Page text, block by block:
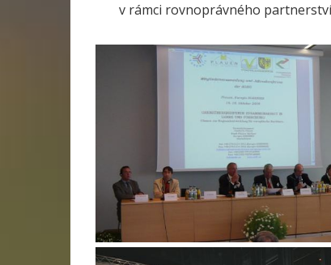
v rámci rovnoprávného